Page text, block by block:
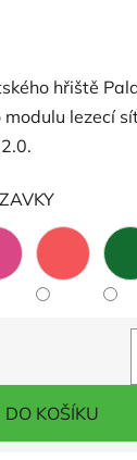
hřiště
lezecí
DO KOŠÍKU